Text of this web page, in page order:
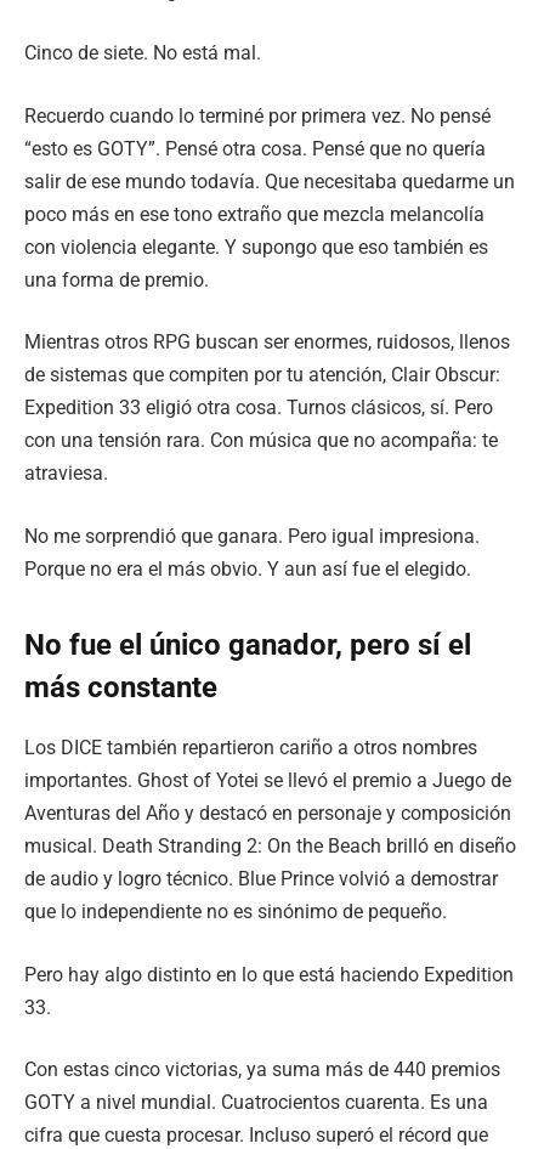
Cinco de siete. No está mal.
Recuerdo cuando lo terminé por primera vez. No pensé
“esto es GOTY”. Pensé otra cosa. Pensé que no quería
salir de ese mundo todavía. Que necesitaba quedarme un
poco más en ese tono extraño que mezcla melancolía
con violencia elegante. Y supongo que eso también es
una forma de premio.
Mientras otros RPG buscan ser enormes, ruidosos, llenos
de sistemas que compiten por tu atención, Clair Obscur:
Expedition 33 eligió otra cosa. Turnos clásicos, sí. Pero
con una tensión rara. Con música que no acompaña: te
atraviesa.
No me sorprendió que ganara. Pero igual impresiona.
Porque no era el más obvio. Y aun así fue el elegido.
No fue el único ganador, pero sí el
más constante
Los DICE también repartieron cariño a otros nombres
importantes. Ghost of Yotei se llevó el premio a Juego de
Aventuras del Año y destacó en personaje y composición
musical. Death Stranding 2: On the Beach brilló en diseño
de audio y logro técnico. Blue Prince volvió a demostrar
que lo independiente no es sinónimo de pequeño.
Pero hay algo distinto en lo que está haciendo Expedition
33.
Con estas cinco victorias, ya suma más de 440 premios
GOTY a nivel mundial. Cuatrocientos cuarenta. Es una
cifra que cuesta procesar. Incluso superó el récord que